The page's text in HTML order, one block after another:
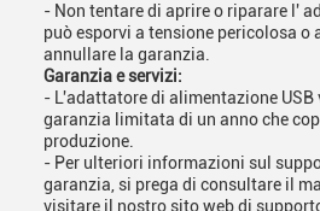
- Non tentare di aprire o riparare l'
può esporvi a tensione pericolosa o
annullare la garanzia.
Garanzia e servizi:
- L'adattatore di alimentazione USB
garanzia limitata di un anno che
produzione.
- Per ulteriori informazioni sul
garanzia, si prega di consultare il
visitare il nostro sito web di